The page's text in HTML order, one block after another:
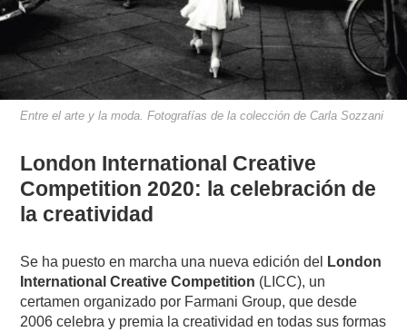
Entre el arte y la moda. Fotografías de la colección de Carla Sozzani
London International Creative
Competition 2020: la celebración de
la creatividad
Se ha puesto en marcha una nueva edición del
London
International Creative Competition (LICC), un
certamen organizado por Farmani Group, que desde
2006 celebra y premia la creatividad en todas sus formas